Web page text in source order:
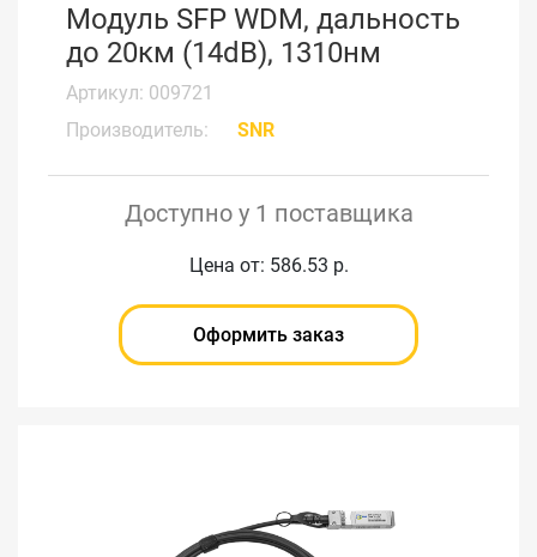
Модуль SFP WDM, дальность
до 20км (14dB), 1310нм
Артикул: 009721
Производитель:
SNR
Доступно у 1 поставщика
Цена от: 586.53 р.
Оформить заказ